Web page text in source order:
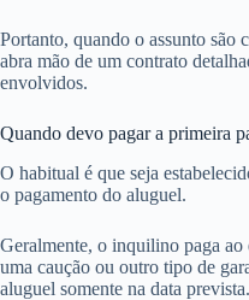
Portanto, quando o assunto são
abra mão de um contrato
envolvidos.
Quando devo pagar a primeira
O habitual é que seja
o pagamento do aluguel.
Geralmente, o inquilino paga
uma caução ou outro tipo de
aluguel somente na data prevista.